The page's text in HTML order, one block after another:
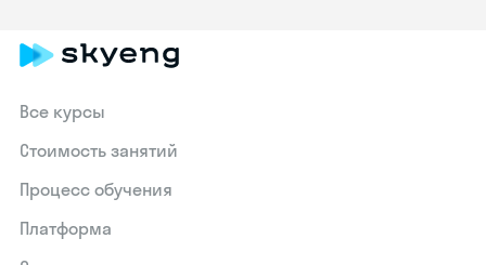
Все курсы
Стоимость занятий
Процесс обучения
Платформа